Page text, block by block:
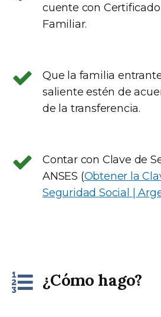
cuente con
Familiar.
Que la familia
saliente estén de
de la transferencia.
Contar con Clave de
ANSES (Obtener la
Seguridad Social |
¿Cómo hago?